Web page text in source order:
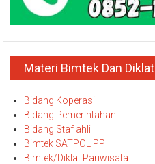
Materi Bimtek Dan Diklat
Bidang Koperasi
Bidang Pemerintahan
Bidang Staf ahli
Bimtek SATPOL PP
Bimtek/Diklat Pariwisata